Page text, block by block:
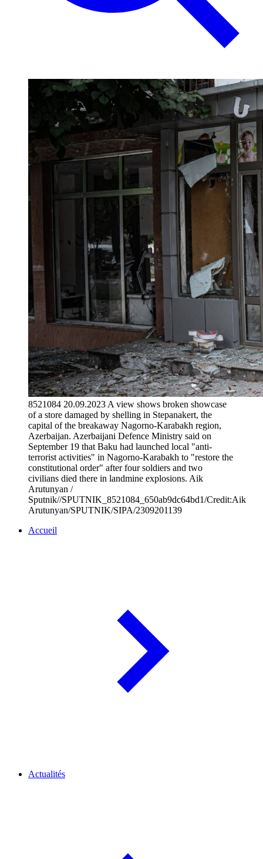
8521084 20.09.2023 A view shows broken showcase
of a store damaged by shelling in Stepanakert, the
capital of the breakaway Nagorno-Karabakh region,
Azerbaijan. Azerbaijani Defence Ministry said on
September 19 that Baku had launched local "anti-
terrorist activities" in Nagorno-Karabakh to "restore the
constitutional order" after four soldiers and two
civilians died there in landmine explosions. Aik
Arutunyan /
Sputnik//SPUTNIK_8521084_650ab9dc64bd1/Credit:Aik
Arutunyan/SPUTNIK/SIPA/2309201139
Accueil
Actualités